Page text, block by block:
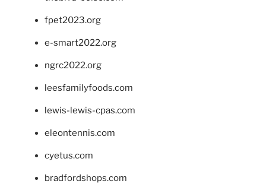
fpet2023.org
e-smart2022.org
ngrc2022.org
leesfamilyfoods.com
lewis-lewis-cpas.com
eleontennis.com
cyetus.com
bradfordshops.com